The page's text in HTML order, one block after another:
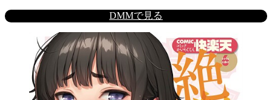
DMMで見る